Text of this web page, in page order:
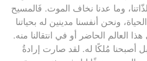
وما عدنا نخاف الموت. فَالمسيح
ونحن أنفسنا مدينين له بحياتنا
العالم الحاضر أو في انتقالنا منه.
أصبحنا مُلكًا له. لقد صارت إرادةُ